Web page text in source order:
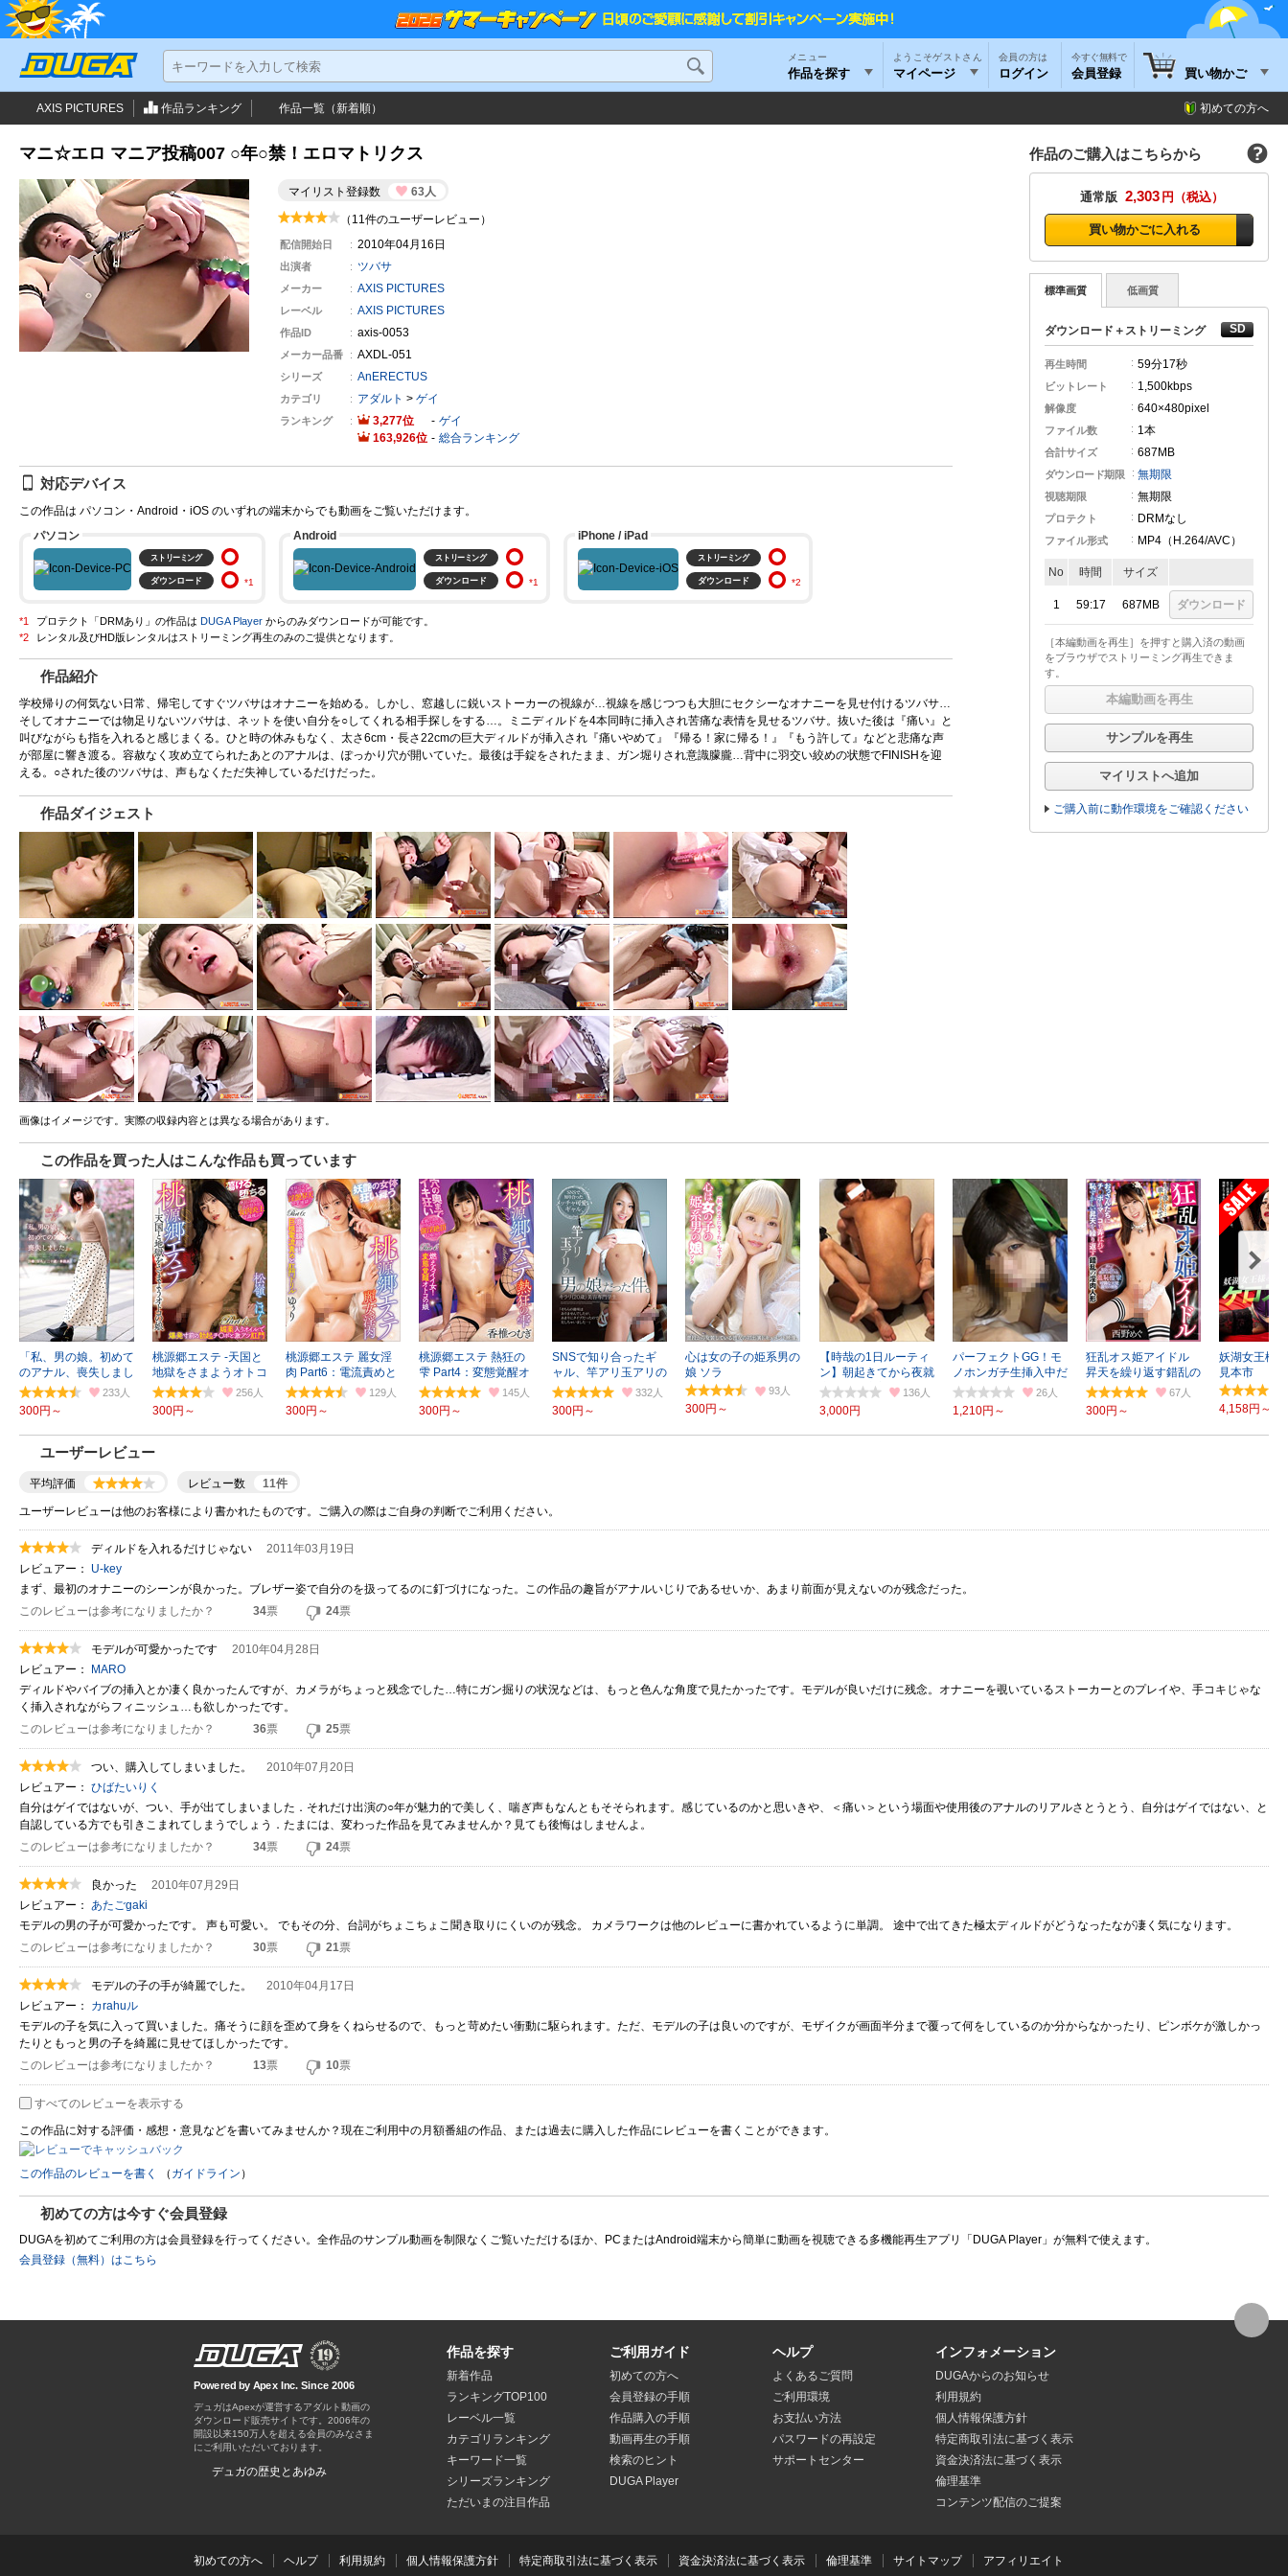
メニュー
作品を探す
ようこそゲストさん
マイページ ログイン
今すぐ無料で
会員登録 買い物かご
AXIS PICTURES 作品ランキング 作品一覧（新着順） 初めての方へ
マニ☆エロ マニア投稿007 ○年○禁！エロマトリクス
マイリスト登録数 63人
（11件のユーザーレビュー）
配信開始日 2010年04月16日
出演者 ツバサ
メーカー AXIS PICTURES
レーベル AXIS PICTURES
作品ID axis-0053
メーカー品番 AXDL-051
シリーズ AnERECTUS
カテゴリ アダルト > ゲイ
ランキング 3,277
ゲイ
163,926
総合ランキング
対応デバイス
この作品は パソコン・Android・iOS のいずれの端末からでも動画をご覧いただけます。
パソコン
ストリーミング
ダウンロード
Android
ストリーミング
ダウンロード
iPhone / iPad
ストリーミング
ダウンロード
プロテクト「DRMあり」の作品は DUGA Player からのみダウンロードが可能です。
作品紹介
学校帰りの何気ない日常、帰宅してすぐツバサはオナニーを始める。しかし、窓越しに鋭いストーカーの視線が…視線を感じつつも大胆にセクシーなオナニーを見せ付けるツバサ…
そしてオナニーでは物足りないツバサは、ネットを使い自分を○してくれる相手探しをする…。ミニディルドを4本同時に挿入され苦痛な表情を見せるツバサ。抜いた後は『痛い』と
叫びながらも指を入れると感じまくる。ひと時の休みもなく、太さ6cm・長さ22cmの巨大ディルドが挿入され『痛いやめて』『帰る！家に帰る！』『もう許して』などと悲痛な声
が部屋に響き渡る。容赦なく攻め立てられたあとのアナルは、ぽっかり穴が開いていた。最後は手錠をされたまま、ガン堀りされ意識朦朧…背中に羽交い絞めの状態でFINISHを迎
える。○された後のツバサは、声もなくただ失神しているだけだった。
作品ダイジェスト
画像はイメージです。実際の収録内容とは異なる場合があります。
作品のご購入はこちらから
通常版 2,303 円
買い物かごに入れる
標準画質 低画質
ダウンロード＋ストリーミング
再生時間 59分17秒
ビットレート 1,500kbps
解像度 640×480pixel
ファイル数 1本
合計サイズ 687MB
ダウンロード期限 無期限
視聴期限 無期限
プロテクト DRMなし
ファイル形式 MP4（H.264/AVC ）
No 時間 サイズ
1 59:17 687MB ダウンロード
［本編動画を再生］を押すと購入済の動画
をブラウザでストリーミング再生できま
す。
本編動画を再生
サンプルを再生
マイリストへ追加
ご購入前に動作環境をご確認ください
この作品を買った人はこんな作品も買っています
「私、男の娘。初めて
のアナル、喪失しまし
た」
233
300円～
桃源郷エステ -天国と
地獄をさまようオトコ
の娘- Part1
256
300円～
桃源郷エステ 麗女淫
肉 Part6：電流責めと
肛門ドリル
129
300円～
桃源郷エステ 熱狂の
雫 Part4：変態覚醒オ
トコの娘
145
300円～
SNSで知り合ったギ
ャル、竿アリ玉アリの
男の娘だった件 332
300円～
心は女の子の姫系男の
娘 ソラ
93
300円～
【時哉の1日ルーティ
ン】朝起きてから夜就
寝までを密着
136
3,000円
パーフェクトGG！モ
ノホンガチ生挿入中だ
し！！
26
1,210円～
狂乱オス姫アイドル
昇天を繰り返す錯乱の
淫肉人形
67
300円～
妖湖女王様
見本市
4,158円～
ユーザーレビュー
平均評価 レビュー数 11件
ユーザーレビューは他のお客様により書かれたものです。ご購入の際はご自身の判断でご利用ください。
ディルドを入れるだけじゃない
2011年03月19日
レビュアー： U-key
まず、最初のオナニーのシーンが良かった。ブレザー姿で自分のを扱ってるのに釘づけになった。この作品の趣旨がアナルいじりであるせいか、あまり前面が見えないのが残念だった。
このレビューは参考になりましたか？
34票 24票
モデルが可愛かったです
2010年04月28日
レビュアー：
MARO
ディルドやバイブの挿入とか凄く良かったんですが、カメラがちょっと残念でした…特にガン掘りの状況などは、もっと色んな角度で見たかったです。モデルが良いだけに残念。オナニーを覗いているストーカーとのプレイや、手コキじゃな
く挿入されながらフィニッシュ…も欲しかったです。
このレビューは参考になりましたか？
36票 25票
つい、購入してしまいました。
2010年07月20日
レビュアー： ひばたいりく
自分はゲイではないが、つい、手が出てしまいました．それだけ出演の○年が魅力的で美しく、喘ぎ声もなんともそそられます。感じているのかと思いきや、＜痛い＞という場面や使用後のアナルのリアルさとうとう、自分はゲイではない、と
自認している方でも引きこまれてしまうでしょう．たまには、変わった作品を見てみませんか？見ても後悔はしませんよ。
このレビューは参考になりましたか？
34票 24票
良かった
2010年07月29日
レビュアー： あたごgaki
モデルの男の子が可愛かったです。 声も可愛い。 でもその分、台詞がちょこちょこ聞き取りにくいのが残念。 カメラワークは他のレビューに書かれているように単調。 途中で出てきた極太ディルドがどうなったなが凄く気になります。
このレビューは参考になりましたか？
30票 21票
モデルの子の手が綺麗でした。
2010年04月17日
レビュアー： カrahuル
モデルの子を気に入って買いました。痛そうに顔を歪めて身をくねらせるので、もっと苛めたい衝動に駆られます。ただ、モデルの子は良いのですが、モザイクが画面半分まで覆って何をしているのか分からなかったり、ピンボケが激しかっ
たりともっと男の子を綺麗に見せてほしかったです。
このレビューは参考になりましたか？
13票 10票
すべてのレビューを表示する
この作品に対する評価・感想・意見などを書いてみませんか？現在ご利用中の月額番組の作品、または過去に購入した作品にレビューを書くことができます。
この作品のレビューを書く （ ガイドライン ）
初めての方は今すぐ会員登録
DUGAを初めてご利用の方は会員登録を行ってください。全作品のサンプル動画を制限なくご覧いただけるほか、PCまたはAndroid端末から簡単に動画を視聴できる多機能再生アプリ「DUGA Player」が無料で使えます。
会員登録（無料）はこちら
Powered by Apex Inc. Since 2006
デュガはApexが運営するアダルト動画の
ダウンロード販売サイトです。
デュガの歴史とあゆみ
作品を探す
新着作品
ランキングTOP100
レーベル一覧
カテゴリランキング
キーワード一覧
シリーズランキング
ただいまの注目作品
ご利用ガイド
初めての方へ
会員登録の手順
作品購入の手順
動画再生の手順
検索のヒント
DUGA Player
ヘルプ
よくあるご質問
ご利用環境
お支払い方法
パスワードの再設定
サポートセンター
インフォメーション
DUGAからのお知らせ
利用規約
個人情報保護方針
特定商取引法に基づく表示
資金決済法に基づく表示
倫理基準
コンテンツ配信のご提案
初めての方へ ヘルプ 利用規約 個人情報保護方針 特定商取引法に基づく表示 資金決済法に基づく表示 倫理基準 サイトマップ アフィリエイト